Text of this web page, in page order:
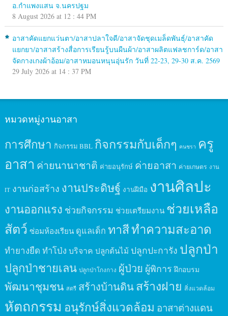
อ.กำแพงแสน จ.นครปฐม
8 August 2026 at 12 : 44 PM
อาสาคัดแยกแว่นตา/อาสาปลาใจดี/อาสาจัดชุดเมล็ดพันธุ์/อาสาคัด
แยกยา/อาสาสร้างสื่อการเรียนรู้บนผืนผ้า/อาสาผลิตแฟลชการ์ด/อาสา
จัดกางเกงผ้าอ้อม/อาสาหมอนหนุนอุ่นรัก วันที่ 22-23, 29-30 ส.ค. 2569
29 July 2026 at 14 : 37 PM
หมวดหมู่งานอาสา
การศึกษา กิจกรรม BBL กิจกรรมกับเด็กๆ คนชรา ครู
อาสา ค่ายนานาชาติ ค่ายอนุรักษ์ ค่ายอาสา ค่ายเกษตร งาน
IT งานก่อสร้าง งานประดิษฐ์ งานฝีมือ งานศิลปะ
งานออกแรง ช่วยกิจกรรม ช่วยเตรียมงาน ช่วยเหลือ
สัตว์ ซ่อมห้องเรียน ดูแลเด็ก ทาสีทำความสะอาด
ทำยางยืด ทำโป่ง บริจาค ปลูกต้นไม้ ปลูกปะการัง ปลูกป่า
ปลูกป่าชายเลน ปลูกป่าโกงกาง ผู้ป่วย ผู้พิการ ฝึกอบรม
พัฒนาชุมชน สตรี สร้างบ้านดินสร้างฝาย สิ่งแวดล้อม
หัตถกรรม อนุรักษ์สิ่งแวดล้อม อาสาต่างแดน